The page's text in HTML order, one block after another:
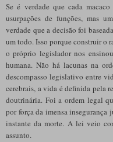
Se é verdade que cada
usurpações de funções, mas
verdade que a decisão foi
um todo. Isso porque construir o
o próprio legislador nos
humana. Não há lacunas na
descompasso legislativo entre
cerebrais, a vida é definida pela
doutrinária. Foi a ordem legal
por força da imensa insegurança
instante da morte. A lei veio
assunto.